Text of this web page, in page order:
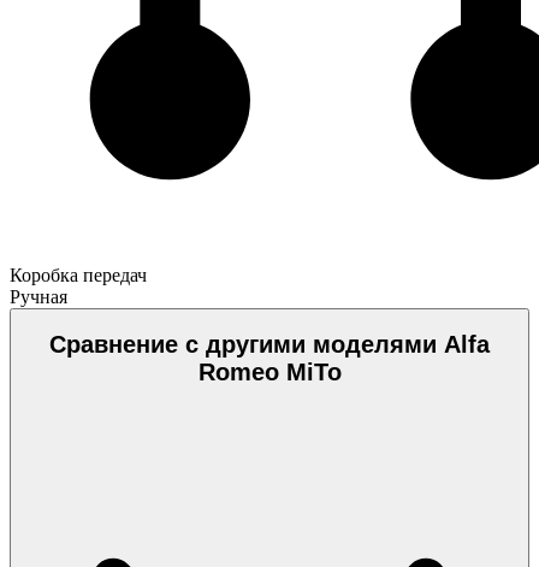
Коробка передач
Ручная
Сравнение с другими моделями Alfa
Romeo MiTo